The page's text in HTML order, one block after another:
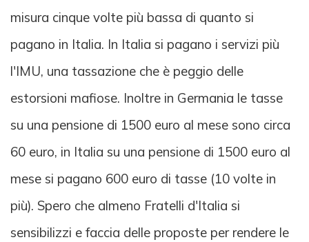
misura cinque volte più bassa di quanto si
pagano in Italia. In Italia si pagano i servizi più
l'IMU, una tassazione che è peggio delle
estorsioni mafiose. Inoltre in Germania le tasse
su una pensione di 1500 euro al mese sono circa
60 euro, in Italia su una pensione di 1500 euro al
mese si pagano 600 euro di tasse (10 volte in
più). Spero che almeno Fratelli d'Italia si
sensibilizzi e faccia delle proposte per rendere le